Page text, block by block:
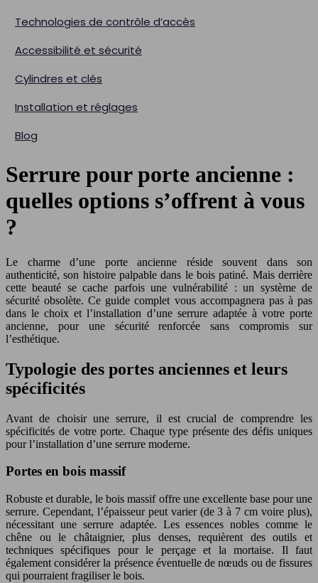
Technologies de contrôle d’accès
Accessibilité et sécurité
Cylindres et clés
Installation et réglages
Blog
Serrure pour porte ancienne :
quelles options s’offrent à vous
?
Le charme d’une porte ancienne réside souvent dans son
authenticité, son histoire palpable dans le bois patiné. Mais derrière
cette beauté se cache parfois une vulnérabilité : un système de
sécurité obsolète. Ce guide complet vous accompagnera pas à pas
dans le choix et l’installation d’une serrure adaptée à votre porte
ancienne, pour une sécurité renforcée sans compromis sur
l’esthétique.
Typologie des portes anciennes et leurs
spécificités
Avant de choisir une serrure, il est crucial de comprendre les
spécificités de votre porte. Chaque type présente des défis uniques
pour l’installation d’une serrure moderne.
Portes en bois massif
Robuste et durable, le bois massif offre une excellente base pour une
serrure. Cependant, l’épaisseur peut varier (de 3 à 7 cm voire plus),
nécessitant une serrure adaptée. Les essences nobles comme le
chêne ou le châtaignier, plus denses, requièrent des outils et
techniques spécifiques pour le perçage et la mortaise. Il faut
également considérer la présence éventuelle de nœuds ou de fissures
qui pourraient fragiliser le bois.